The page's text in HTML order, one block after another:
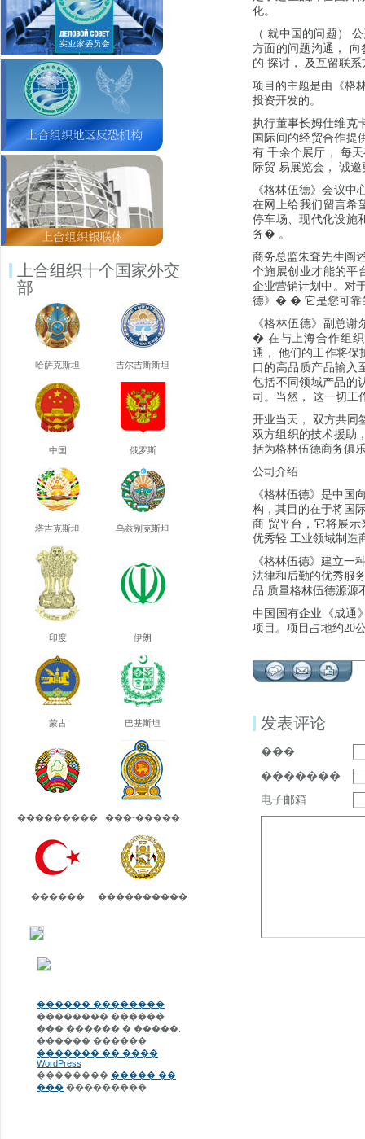
上合组织十个国家外交
部
哈萨克斯坦 吉尔吉斯斯坦
中国 俄罗斯
塔吉克斯坦 乌兹别克斯坦
印度 伊朗
蒙古 巴基斯坦
��������� ���-�����
������ ����������
������ ��������
�������� ������
��� ������ � �����.
������ ������
������� �� ����
WordPress
�������� ����� ��
��� ���������
化。
（ 就中国的问题）
方面的问题沟通，
的 探讨， 及互留联
项目的主题是由《格
投资开发的。
执行董事长姆仕维克
国际间的经贸合作提
有 千余个展厅， 每
际贸 易展览会， 诚
《格林伍德》会议
在网上给我们留言希
停车场、现代化设施
务� 。
商务总监朱耷先生阐
个施展创业才能的平
企业营销计划中。对
德》� � 它是您可靠
《格林伍德》副总
� 在与上海合作组织
通， 他们的工作将保
口的高品质产品输入
包括不同领域产品的
司。当然， 这一切工
开业当天， 双方共
双方组织的技术援助
括为格林伍德商务俱
公司介绍
《格林伍德》是中国
构，其目的在于将国
商 贸平台，它将展示
优秀轻 工业领域制造
《格林伍德》建立一
法律和后勤的优秀服
品 质量格林伍德源源
中国国有企业《成通
项目。项目占地约20
发表评论
���
�������
电子邮箱